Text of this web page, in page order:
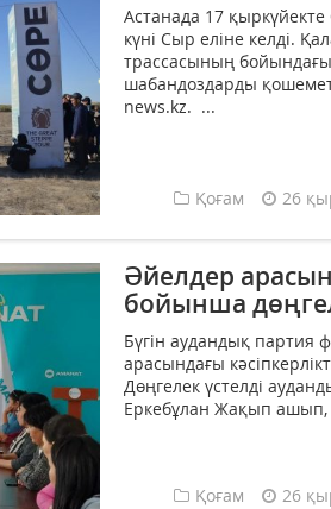
Астанада 17
күні Сыр еліне келді.
трассасының
шабандоздарды
news.kz. ...
Қоғам 26
Әйелдер
бойынша
Бүгін аудандық партия
арасындағы
Дөңгелек үстелді
Еркебұлан Жақып ашып,
Қоғам 26